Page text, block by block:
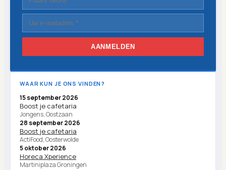
AANMELDEN
WAAR KUN JE ONS VINDEN?
15 september 2026
Boost je cafetaria
Jongens, Oostzaan
28 september 2026
Boost je cafetaria
ActiFood, Oosterwolde
5 oktober 2026
Horeca Xperience
Martiniplaza Groningen